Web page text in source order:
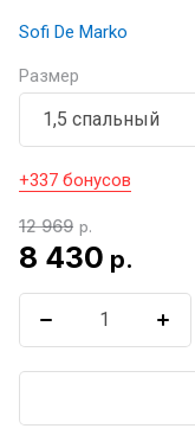
Sofi De Marko
Размер
+337 бонусов
12 969 р.
8 430 р.